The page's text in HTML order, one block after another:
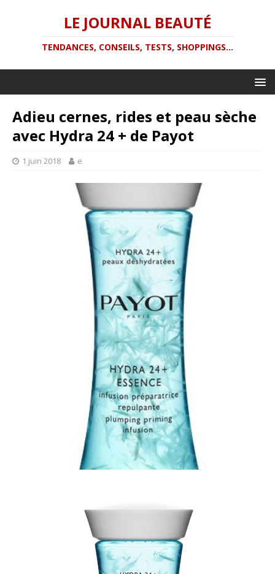
LE JOURNAL BEAUTÉ
TENDANCES, CONSEILS, TESTS, SHOPPINGS...
Adieu cernes, rides et peau sèche
avec Hydra 24 + de Payot
1 juin 2018 e